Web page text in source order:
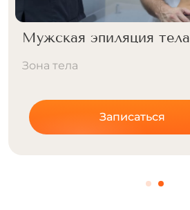
Мужская эпиляция тела
Зона тела
Записаться